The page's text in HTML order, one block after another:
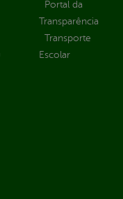
Portal da
Transparência
Transporte
Escolar